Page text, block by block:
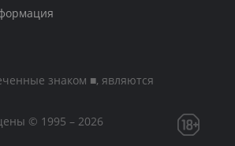
знаком ■, являются
© 1995 – 2026